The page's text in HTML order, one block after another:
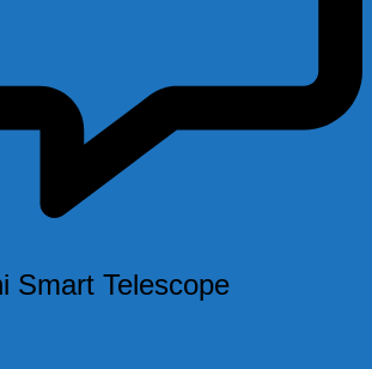
Smart Telescope